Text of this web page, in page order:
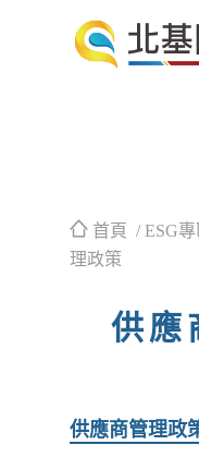
首頁 / ESG
理政策
供應
供應商管理政